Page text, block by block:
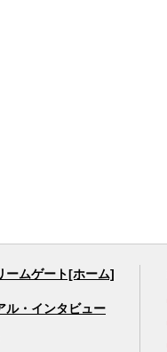
ームゲート[ホーム]
ル・インタビュー